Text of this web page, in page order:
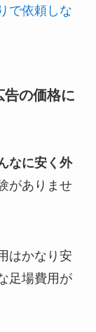
で依頼しな
告の価格に
なに安く外
がありませ
はかなり安
足場費用が